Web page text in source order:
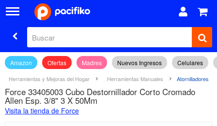
Amazon Ofertas Madres Nuevos Ingresos Celulares
Herramientas y Mejoras del Hogar Herramientas Manuales Atornilladores
Force 33405003 Cubo Destornillador Corto Cromado
Allen Esp. 3/8" 3 X 50Mm
Visita la tienda de Force